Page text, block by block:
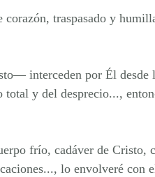
traspasado y
interceden por Él desde
total y del desprecio...,
frío, cadáver de Cristo,
lo envolveré con